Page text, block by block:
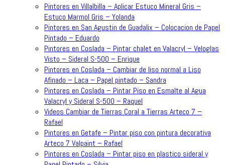
Pintores en Villalbilla – Aplicar Estuco Mineral Gris –
Estuco Marmol Gris – Yolanda
Pintores en San Agustin de Guadalix – Colocacion de Papel
Pintado – Eduardo
Pintores en Coslada – Pintar chalet en Valacryl – Veloglas
Visto – Sideral S-500 – Enrique
Pintores en Coslada – Cambiar de liso normal a Liso
Afinado – Laca – Papel pintado – Sandra
Pintores en Coslada – Pintar Piso en Esmalte al Agua
Valacryl y Sideral S-500 – Raquel
Videos Cambiar de Tierras Coral a Tierras Arteco 7 –
Rafael
Pintores en Getafe – Pintar piso con pintura decorativa
Arteco 7 Valpaint – Rafael
Pintores en Coslada – Pintar piso en plastico sideral y